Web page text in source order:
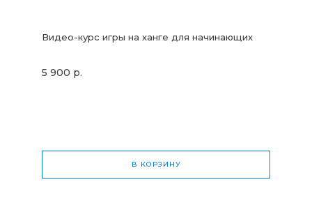
Видео-курс игры на ханге для начинающих
5 900 р.
В КОРЗИНУ